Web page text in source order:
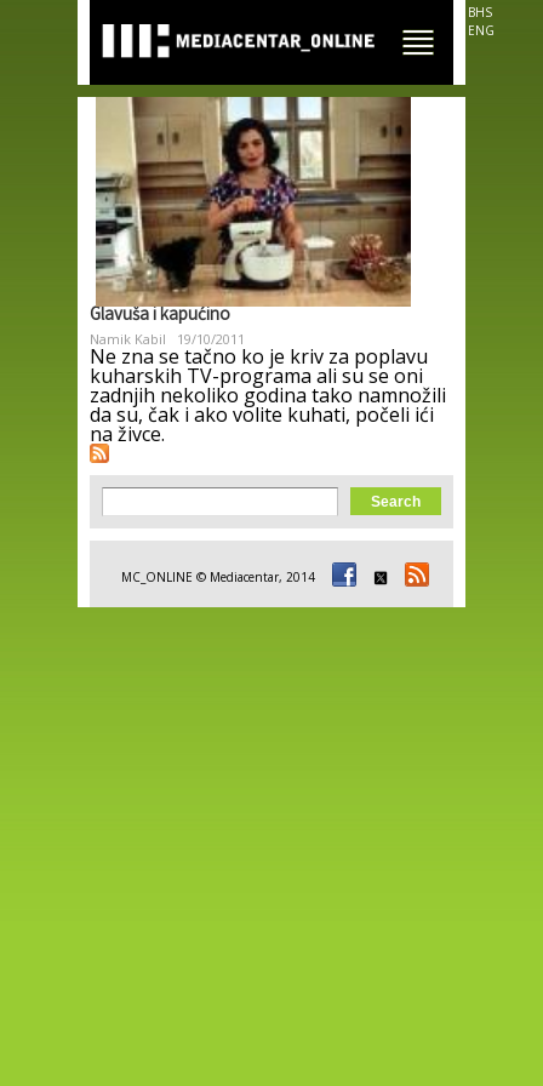
main
content
BHS
ENG
Glavuša i kapućino
Namik Kabil 19/10/2011
Ne zna se tačno ko je kriv za poplavu
kuharskih TV-programa ali su se oni
zadnjih nekoliko godina tako namnožili
da su, čak i ako volite kuhati, počeli ići
na živce.
Search form
Search
MC_ONLINE © Mediacentar, 2014